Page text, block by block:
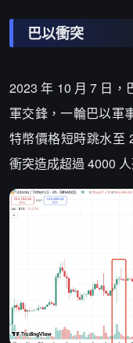
巴以衝突
2023 年 10 月 7 日，
軍交鋒，一輪巴以軍
特幣價格短時跳水至
衝突造成超過 4000 人